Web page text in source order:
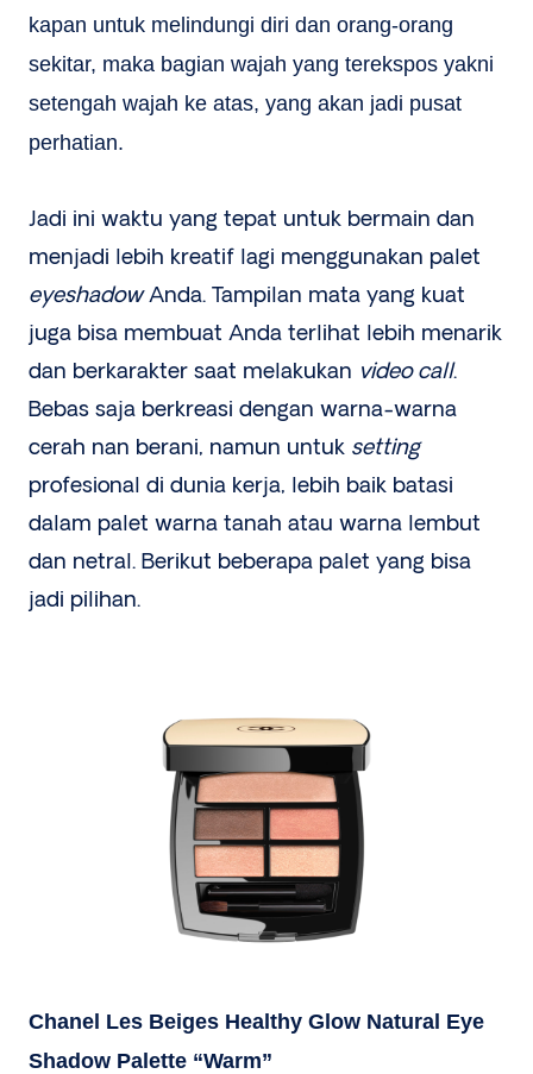
kapan untuk melindungi diri dan orang-orang
sekitar, maka bagian wajah yang terekspos yakni
setengah wajah ke atas, yang akan jadi pusat
perhatian.
Jadi ini waktu yang tepat untuk bermain dan
menjadi lebih kreatif lagi menggunakan palet
eyeshadowAnda. Tampilan mata yang kuat
juga bisa membuat Anda terlihat lebih menarik
dan berkarakter saat melakukan video call.
Bebas saja berkreasi dengan warna-warna
cerah nan berani, namun untuk setting
profesional di dunia kerja, lebih baik batasi
dalam palet warna tanah atau warna lembut
dan netral. Berikut beberapa palet yang bisa
jadi pilihan.
Chanel Les Beiges Healthy Glow Natural Eye
Shadow Palette “Warm”